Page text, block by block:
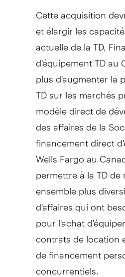
Cette acquisition
et élargir les
actuelle de la TD,
d'équipement TD au
plus d'augmenter la
TD sur les marchés
modèle direct de
des affaires de la
financement direct
Wells Fargo au
permettre à la TD
ensemble plus
d'affaires qui ont
pour l'achat
contrats de location
de financement
concurrentiels.